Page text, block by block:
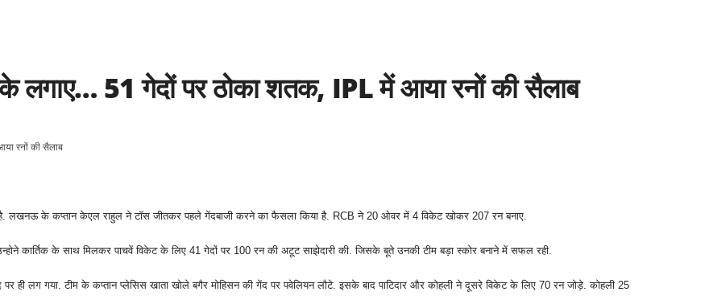
लगाए… 51 गेदों पर ठोका शतक, IPL में आया रनों की सैलाब
के कप्तान केएल राहुल ने टॉस जीतकर पहले गेंदबाजी करने का फैसला किया है. RCB ने 20 ओवर में 4 विकेट खोकर 207 रन बनाए.
कार्तिक के साथ मिलकर पाचवें विकेट के लिए 41 गेदों पर 100 रन की अटूट साझेदारी की. जिसके बूते उनकी टीम बड़ा स्कोर बनाने में सफल रही.
ही लग गया. टीम के कप्तान प्लेसिस खाता खोले बगैर मोहिसन की गेंद पर पवेलियन लौटे. इसके बाद पाटिदार और कोहली ने दूसरे विकेट के लिए 70 रन जोड़े. कोहली 25